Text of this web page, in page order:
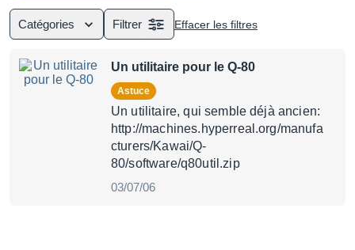
Catégories Filtrer Effacer les filtres
Un utilitaire pour le Q-80
Astuce
Un utilitaire, qui semble déjà ancien:
http://machines.hyperreal.org/manufa
cturers/Kawai/Q-
80/software/q80util.zip
03/07/06